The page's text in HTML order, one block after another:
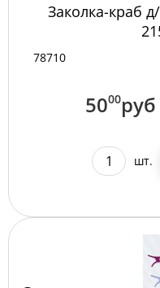
Заколка-краб
78710
5000руб
шт.